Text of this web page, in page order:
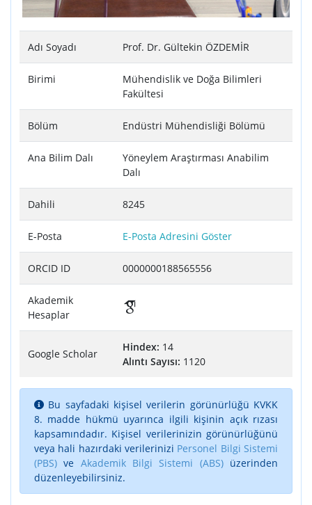
Adı Soyadı Prof. Dr. Gültekin ÖZDEMİR
Birimi
Mühendislik ve Doğa Bilimleri
Fakültesi
Bölüm Endüstri Mühendisliği Bölümü
Ana Bilim Dalı
Yöneylem Araştırması Anabilim
Dalı
Dahili 8245
E-Posta E-Posta Adresini Göster
ORCID ID 0000000188565556
Akademik
Hesaplar
Google Scholar
Hindex: 14
Alıntı Sayısı: 1120
Bu sayfadaki kişisel verilerin görünürlüğü KVKK
8. madde hükmü uyarınca ilgili kişinin açık rızası
kapsamındadır. Kişisel verilerinizin görünürlüğünü
veya hali hazırdaki verilerinizi Personel Bilgi Sistemi
(PBS) ve Akademik Bilgi Sistemi (ABS)üzerinden
düzenleyebilirsiniz.